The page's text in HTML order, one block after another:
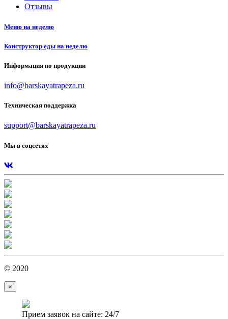
Отзывы
Меню на неделю
Конструктор еды на неделю
Информация по продукции
info@barskayatrapeza.ru
Техническая поддержка
support@barskayatrapeza.ru
Мы в соцсетях
© 2020
×
Прием заявок на сайте: 24/7